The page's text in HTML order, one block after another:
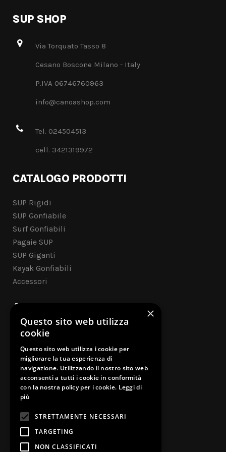
SUP SHOP
Via Torquato Tasso 8
Cesano Boscone Milano - Italy
P.IVA 06746760963
info@canoashop.com
Tel. 024504513
cell. 3421319972
CATALOGO PRODOTTI
SUP Rigidi
SUP Gonfiabile
Surf Gonfiabili
Pagaie SUP
SUP Giganti
Kayak Gonfiabili
Accessori
ASSISTENZA CLIENTI
Contatti
Cookie Policy
Privacy Policy
Garanzia Legale
×
Questo sito web utilizza
cookie
Questo sito web utilizza i cookie per
migliorare la tua esperienza di
navigazione. Utilizzando il nostro sito web
acconsenti a tutti i cookie in conformità
con la nostra policy per i cookie. Leggi di
più
STRETTAMENTE NECESSARI
TARGETING
NON CLASSIFICATI